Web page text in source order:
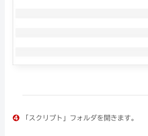
❹ 「スクリプト」フォルダを開きます。